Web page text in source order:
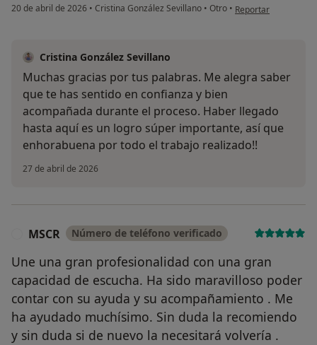
20 de abril de 2026 • Cristina González Sevillano • Otro • en opinión del
Reportar
Cristina González Sevillano
Muchas gracias por tus palabras. Me alegra saber
que te has sentido en confianza y bien
acompañada durante el proceso. Haber llegado
hasta aquí es un logro súper importante, así que
enhorabuena por todo el trabajo realizado!!
27 de abril de 2026
MSCR Número de teléfono verificado
Une una gran profesionalidad con una gran
capacidad de escucha. Ha sido maravilloso poder
contar con su ayuda y su acompañamiento . Me
ha ayudado muchísimo. Sin duda la recomiendo
y sin duda si de nuevo la necesitará volvería .